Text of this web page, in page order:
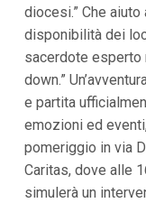
diocesi.” Che
disponibilità dei
sacerdote esperto
down.”
e partita
emozioni ed
pomeriggio in via
Caritas, dove alle
simulerà un